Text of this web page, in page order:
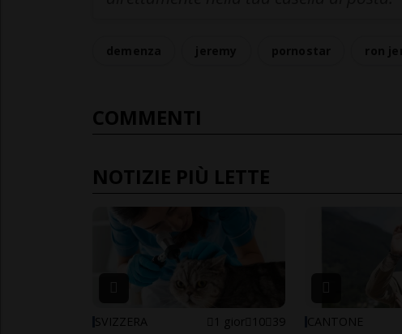
COMMENTI
NOTIZIE PIÙ LETTE
SVIZZERA 1 gior 10 39 CANTONE